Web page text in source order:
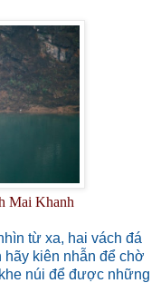
Mai Khanh
từ xa, hai vách đá
kiên nhẫn để chờ
núi để được những